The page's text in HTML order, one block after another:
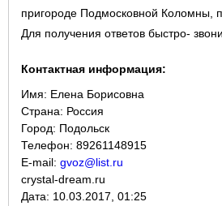
пригороде Подмосковной Коломны,
Для получения ответов быстро-
Контактная информация:
Имя: Елена Борисовна
Страна: Россия
Город: Подольск
Телефон: 89261148915
E-mail: gvoz@list.ru
crystal-dream.ru
Дата: 10.03.2017, 01:25